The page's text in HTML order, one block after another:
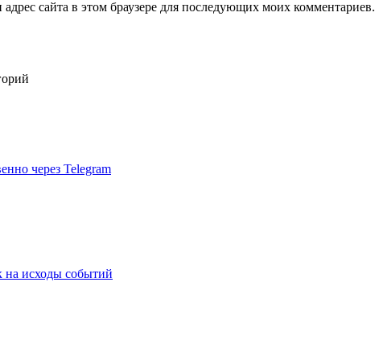
сайта в этом браузере для последующих моих комментариев.
через Telegram
на исходы событий